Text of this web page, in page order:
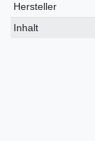
Hersteller
Inhalt